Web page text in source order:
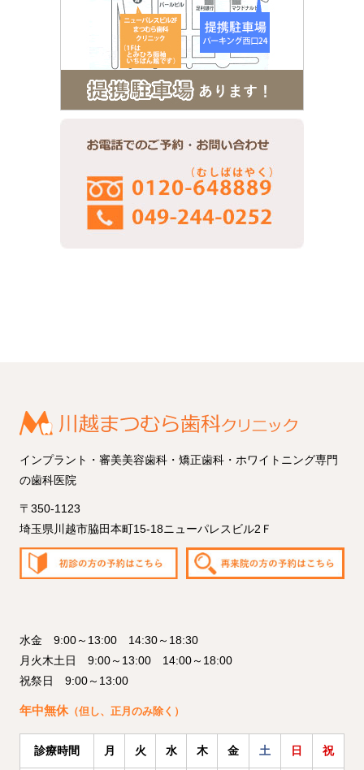
インプラント・審美美容歯科・矯正歯科・ホワイトニング専門
の歯科医院
〒350-1123
埼玉県川越市脇田本町15-18ニューパレスビル2Ｆ
水金 9:00～13:00 14:30～18:30
月火木土日 9:00～13:00 14:00～18:00
祝祭日 9:00～13:00
年中無休（但し、正月のみ除く）
診療時間 月 火 水 木 金 土 日 祝